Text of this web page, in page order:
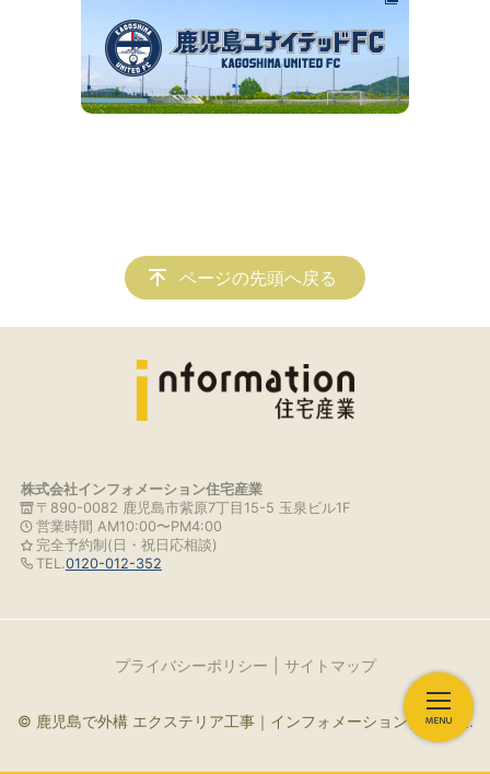
ページの先頭へ戻る
株式会社インフォメーション住宅産業
〒890-0082 鹿児島市紫原7丁目15-5 玉泉ビル1F
営業時間 AM10:00〜PM4:00
完全予約制(日・祝日応相談)
TEL.0120-012-352
プライバシーポリシー サイトマップ
© 鹿児島で外構 エクステリア工事｜インフォメーション住宅産業.